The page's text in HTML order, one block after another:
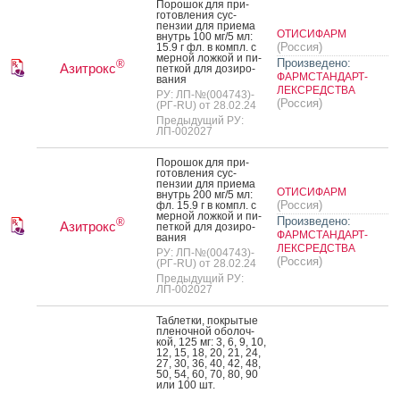
Азитрокс®
По­рошок для при­
готов­ле­ния сус­
пензии для при­ема
внутрь 100 мг/5 мл:
15.9 г фл. в компл. с
мер­ной лож­кой и пи­
пет­кой для до­зиро­
вания
РУ: ЛП-№(004743)-
(РГ-RU) от 28.02.24
Предыдущий РУ:
ЛП-002027
ОТИСИФАРМ
(Россия)
Произведено:
ФАРМСТАНДАРТ-
ЛЕКСРЕДСТВА
(Россия)
Азитрокс®
По­рошок для при­
готов­ле­ния сус­
пензии для при­ема
внутрь 200 мг/5 мл:
фл. 15.9 г в компл. с
мер­ной лож­кой и пи­
пет­кой для до­зиро­
вания
РУ: ЛП-№(004743)-
(РГ-RU) от 28.02.24
Предыдущий РУ:
ЛП-002027
ОТИСИФАРМ
(Россия)
Произведено:
ФАРМСТАНДАРТ-
ЛЕКСРЕДСТВА
(Россия)
Таб­летки, пок­ры­тые
пле­ноч­ной обо­лоч­
кой, 125 мг: 3, 6, 9, 10,
12, 15, 18, 20, 21, 24,
27, 30, 36, 40, 42, 48,
50, 54, 60, 70, 80, 90
или 100 шт.